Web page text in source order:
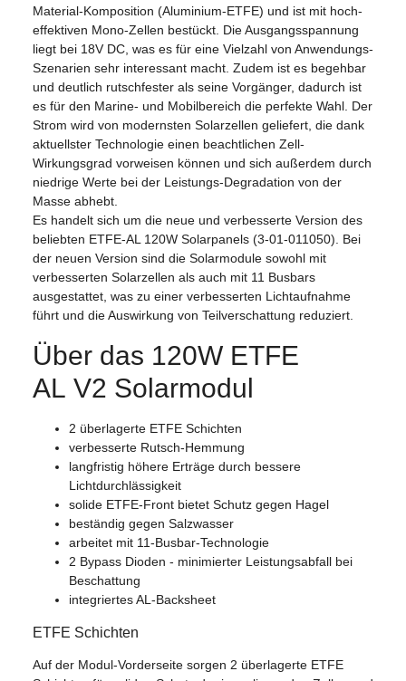
Material-Komposition (Aluminium-ETFE) und ist mit hoch-
effektiven Mono-Zellen bestückt. Die Ausgangsspannung
liegt bei 18V DC, was es für eine Vielzahl von Anwendungs-
Szenarien sehr interessant macht. Zudem ist es begehbar
und deutlich rutschfester als seine Vorgänger, dadurch ist
es für den Marine- und Mobilbereich die perfekte Wahl. Der
Strom wird von modernsten Solarzellen geliefert, die dank
aktuellster Technologie einen beachtlichen Zell-
Wirkungsgrad vorweisen können und sich außerdem durch
niedrige Werte bei der Leistungs-Degradation von der
Masse abhebt.
Es handelt sich um die neue und verbesserte Version des
beliebten ETFE-AL 120W Solarpanels (3-01-011050). Bei
der neuen Version sind die Solarmodule sowohl mit
verbesserten Solarzellen als auch mit 11 Busbars
ausgestattet, was zu einer verbesserten Lichtaufnahme
führt und die Auswirkung von Teilverschattung reduziert.
Über das 120W ETFE
AL V2 Solarmodul
2 überlagerte ETFE Schichten
verbesserte Rutsch-Hemmung
langfristig höhere Erträge durch bessere
Lichtdurchlässigkeit
solide ETFE-Front bietet Schutz gegen Hagel
beständig gegen Salzwasser
arbeitet mit 11-Busbar-Technologie
2 Bypass Dioden - minimierter Leistungsabfall bei
Beschattung
integriertes AL-Backsheet
ETFE Schichten
Auf der Modul-Vorderseite sorgen 2 überlagerte ETFE